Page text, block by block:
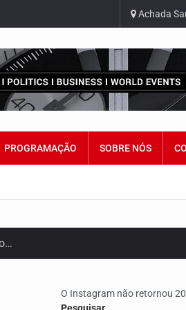
Achada
PROGRAMAÇÃO SOBRE NÓS
O Instagram não retornou